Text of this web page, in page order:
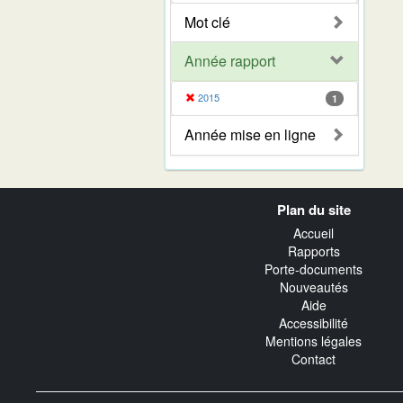
Mot clé
Année rapport
2015 1
Année mise en ligne
Plan du site
Accueil
Rapports
Porte-documents
Nouveautés
Aide
Accessibilité
Mentions légales
Contact